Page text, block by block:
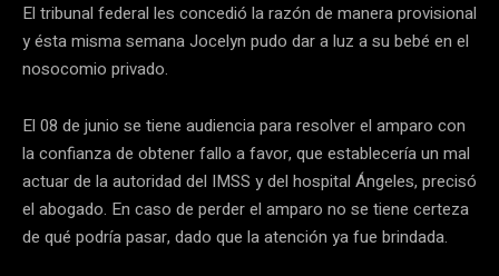
El tribunal federal les concedió la razón de manera provisional
y ésta misma semana Jocelyn pudo dar a luz a su bebé en el
nosocomio privado.
El 08 de junio se tiene audiencia para resolver el amparo con
la confianza de obtener fallo a favor, que establecería un mal
actuar de la autoridad del IMSS y del hospital Ángeles, precisó
el abogado. En caso de perder el amparo no se tiene certeza
de qué podría pasar, dado que la atención ya fue brindada.